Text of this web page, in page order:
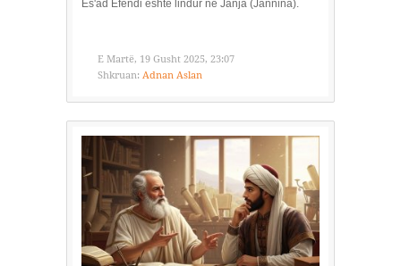
Es'ad Efendi është lindur në Janja (Jannina).
E Martë, 19 Gusht 2025, 23:07
Shkruan: Adnan Aslan